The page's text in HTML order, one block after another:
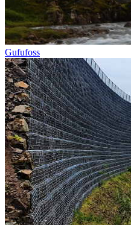
Gufufoss